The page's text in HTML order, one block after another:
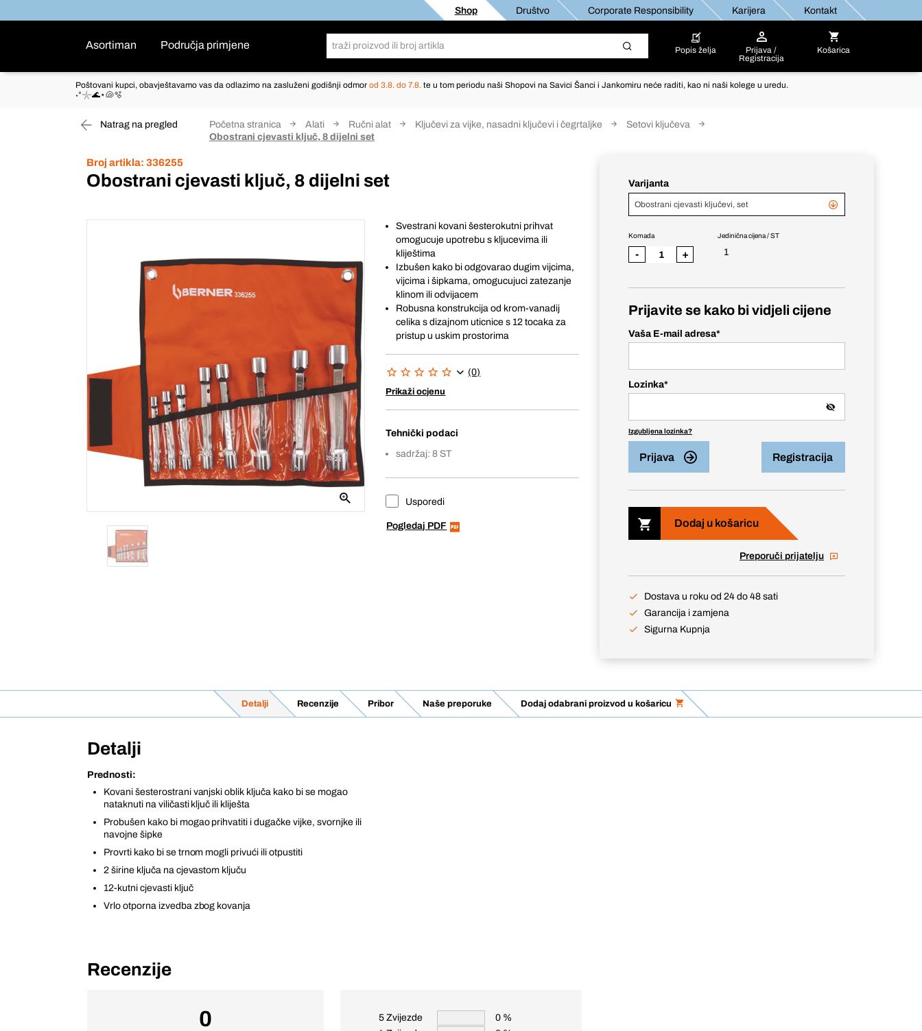
Shop Društvo Corporate Responsibility Karijera Kontakt
Asortiman Područja primjene Popis želja
Prijava /
Registracija
Košarica
Poštovani kupci, obavještavamo vas da odlazimo na zasluženi godišnji odmor od 3.8. do 7.8. te u tom periodu naši Shopovi na Savici Šanci i Jankomiru neće raditi, kao ni naši kolege u uredu.
˖°𓇼🌊⋆🐚🫧
Natrag na pregled Početna stranica Alati Ručni alat Ključevi za vijke, nasadni ključevi i čegrtaljke
Setovi ključeva
Obostrani cjevasti ključ, 8 dijelni set
Broj artikla: 336255
Obostrani cjevasti ključ, 8 dijelni set
Svestrani kovani šesterokutni prihvat
omogucuje upotrebu s kljucevima ili
kliještima
Izbušen kako bi odgovarao dugim vijcima,
vijcima i šipkama, omogucujuci zatezanje
klinom ili odvijacem
Robusna konstrukcija od krom-vanadij
celika s dizajnom uticnice s 12 tocaka za
pristup u uskim prostorima
(0)
Prikaži ocjenu
Tehnički podaci
sadržaj: 8 ST
Usporedi
Pogledaj PDF
Varijanta
Obostrani cjevasti ključevi, set
Jedinična cijena / ST
1
Komada
- +
Prijavite se kako bi vidjeli cijene
Vaša E-mail adresa*
Lozinka*
Izgubljena lozinka?
Prijava Registracija
Dodaj u košaricu
Preporuči prijatelju
Dostava u roku od 24 do 48 sati
Garancija i zamjena
Sigurna Kupnja
Detalji Recenzije Pribor Naše preporuke Dodaj odabrani proizvod u košaricu
Detalji
Prednosti:
Kovani šesterostrani vanjski oblik ključa kako bi se mogao
nataknuti na viličasti ključ ili kliješta
Probušen kako bi mogao prihvatiti i dugačke vijke, svornjke ili
navojne šipke
Provrti kako bi se trnom mogli privući ili otpustiti
2 širine ključa na cjevastom ključu
12-kutni cjevasti ključ
Vrlo otporna izvedba zbog kovanja
Recenzije
0 5 Zvijezde
0 %